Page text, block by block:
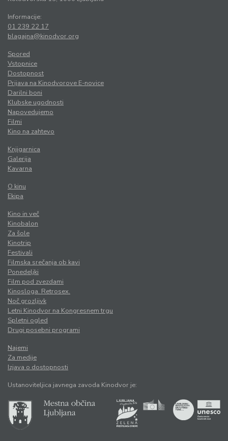
Informacije:
01 239 22 17
blagajna@kinodvor.org
Spored
Vstopnice
Dostopnost
Prijava na Kinodvorove E-novice
Darilni boni
Klubske ugodnosti
Napovedujemo
Filmi
Kino na zahtevo
Knjigarnica
Galerija
Kavarna
O kinu
Ekipa
Kino in več
Kinobalon
Za šole
Kinotrip
Festivali
Filmska srečanja ob kavi
Ponedeljki
Film pod zvezdami
Kinosloga. Retrosex.
Noč grozljivk
Letni Kinodvor na Kongresnem trgu
Spletni ogled
Drugi posebni programi
Najemi
Za medije
Izjava o dostopnosti
Ustanoviteljica javnega zavoda Kinodvor je: